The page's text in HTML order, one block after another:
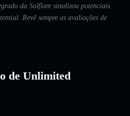
da Solflare sinalizou potenciais
Revê sempre as avaliações de
de Unlimited